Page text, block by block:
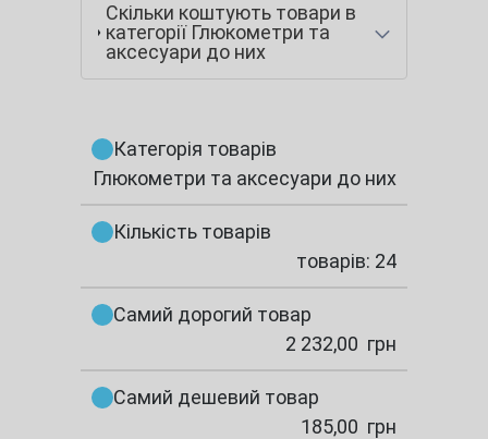
Скільки коштують товари в
категорії Глюкометри та
аксесуари до них
Категорія товарів
Глюкометри та аксесуари до них
Кількість товарів
товарів: 24
Самий дорогий товар
2 232,00 грн
Самий дешевий товар
185,00 грн